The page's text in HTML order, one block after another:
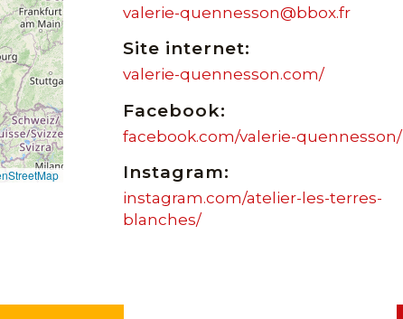
valerie-quennesson@bbox.fr
Site internet:
valerie-quennesson.com/
Facebook:
facebook.com/valerie-quennesson/
Instagram:
instagram.com/atelier-les-terres-
blanches/